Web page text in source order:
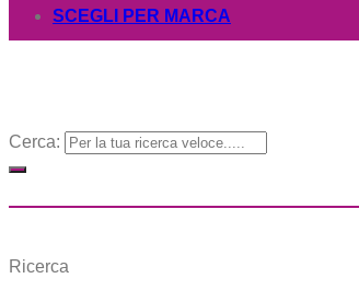
SCEGLI PER MARCA
Cerca:
Ricerca